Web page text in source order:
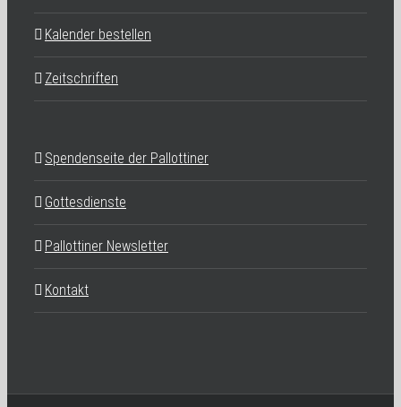
Kalender bestellen
Zeitschriften
Spendenseite der Pallottiner
Gottesdienste
Pallottiner Newsletter
Kontakt